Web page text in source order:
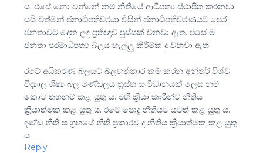
ය. එසේ නො වන්නේ නම් නීතියේ ආධිපත්‍ය ස්ථාපිත කරනවා
යයි වත්මන් ජනාධිපතිවරයා විසින් ජනාධිපතිවරණයට පෙර
ජනතාවට දෙන ලද ප්‍රතිඥාව පුස්සක් වනවා ඇත. එසේ ම
ජනතා පරමාධිපත්‍ය බලය හෑල්ලු කිරීමක් ද වනවා ඇත.
රටේ අධිකරණ බලයට බලහත්කාර කම් කරන අන්තර් විශ්ව
විද්‍යාල ශිෂ්‍ය බල මණ්ඩලය ත්‍රස්ත සංවිධානයක් ලෙස නම්
කොට තහනම් කළ යුතු ය. එහි ක්‍රියා කාරීන්ට නීතිය
ක්‍රියාත්මක කළ යුතු ය. රටේ පොදු නීතියට යටත් කළ යුතු ය.
දණ්ඩ නීති සංග්‍රහයේ නීති ප්‍රකාරව ද නීතිය ක්‍රියාත්මක කළ යුතු
ය.
Reply